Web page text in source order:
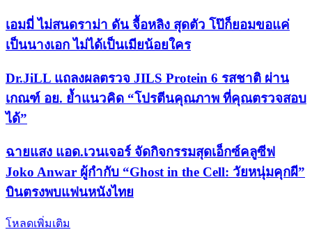
เอมมี่ ไม่สนดราม่า ดัน จื้อหลิง สุดตัว โป๊ก็ยอมขอแค่
เป็นนางเอก ไม่ได้เป็นเมียน้อยใคร
Dr.JiLL แถลงผลตรวจ JILS Protein 6 รสชาติ ผ่าน
เกณฑ์ อย. ย้ำแนวคิด “โปรตีนคุณภาพ ที่คุณตรวจสอบ
ได้”
ฉายแสง แอด.เวนเจอร์ จัดกิจกรรมสุดเอ็กซ์คลูซีฟ
Joko Anwar ผู้กำกับ “Ghost in the Cell: วัยหนุ่มคุกผี”
บินตรงพบแฟนหนังไทย
โหลดเพิ่มเติม